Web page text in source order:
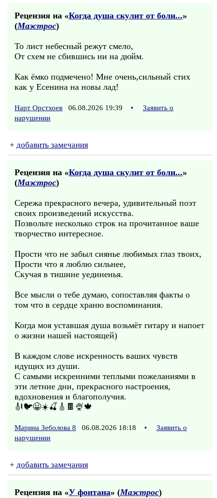
Рецензия на «Когда душа скулит от боли...»
(Маэстрос)
То лист небесный режут смело,
От схем не сбившись ни на дюйм.
Как ёмко подмечено! Мне очень,сильный стих
как у Есенина на новы лад!
Нарт Орстхоев 06.08.2026 19:39 •
Заявить о
нарушении
+ добавить замечания
Рецензия на «Когда душа скулит от боли...»
(Маэстрос)
Сережа прекрасного вечера, удивительный поэт
своих произведений искусства.
Позвольте несколько строк на прочитанное ваше
творчество интересное.
Прости что не забыл сиянье любимых глаз твоих,
Прости что я люблю сильнее,
Скучая в тишине уединенья.
Все мысли о тебе думаю, сопоставляя факты о
том что в сердце храню воспоминания.
Когда моя уставшая душа возьмёт гитару и напоет
о жизни нашей настоящей)
В каждом слове искренность ваших чувств
идущих из души.
С самыми искренними теплыми пожеланиями в
эти летние дни, прекрасного настроения,
вдохновения и благополучия.
🎻🐦😀☀️🍒🎸🍫🍨🍁
Марина Зеболова 8 06.08.2026 18:18 •
Заявить о
нарушении
+ добавить замечания
Рецензия на «У фонтана» (Маэстрос)